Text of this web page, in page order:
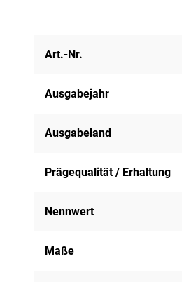
Art.-Nr.
Ausgabejahr
Ausgabeland
Prägequalität / Erhaltung
Nennwert
Maße